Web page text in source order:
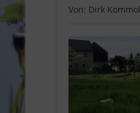
Von: Dirk Kommol